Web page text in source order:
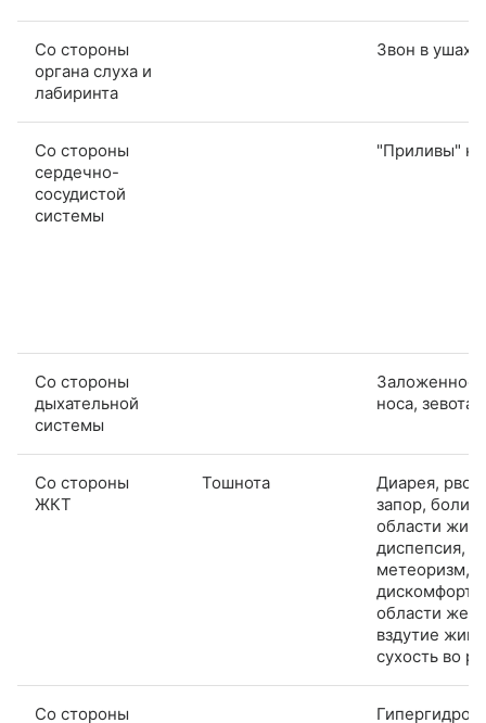
Со стороны
органа слуха и
лабиринта
Звон в ушах
Со стороны
сердечно-
сосудистой
системы
"Приливы"
Со стороны
дыхательной
системы
носа, зевота
Со стороны
ЖКТ
Тошнота
Диарея,
запор, боли в
области
диспепсия,
метеоризм,
дискомфорт в
области
вздутие
сухость во
Со стороны Гипергидроз